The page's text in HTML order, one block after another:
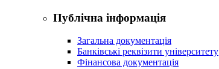
Публічна інформація
Загальна документація
Банківські реквізити університету
Фінансова документація